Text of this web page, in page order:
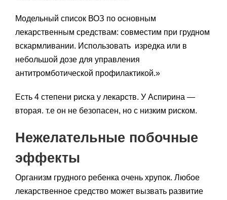
Модельный список ВОЗ по основным
лекарственным средствам: совместим при грудном
вскармливании. Использовать изредка или в
небольшой дозе для управления
антитромботической профилактикой.»
Есть 4 степени риска у лекарств. У Аспирина —
вторая. т.е он не безопасен, но с низким риском.
Нежелательные побочные
эффекты
Организм грудного ребенка очень хрупок. Любое
лекарственное средство может вызвать развитие